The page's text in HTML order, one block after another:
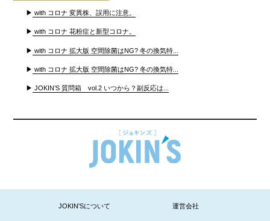
▶ with コロナ 変異株、誤用に注意。
▶ with コロナ 花粉症と新型コロナ。
▶ with コロナ 拡大版 空間除菌はNG? 冬の換気特...
▶ with コロナ 拡大版 空間除菌はNG? 冬の換気特...
▶ JOKIN’S 質問箱 vol.2 いつから？副反応は...
JOKIN'Sについて 運営会社